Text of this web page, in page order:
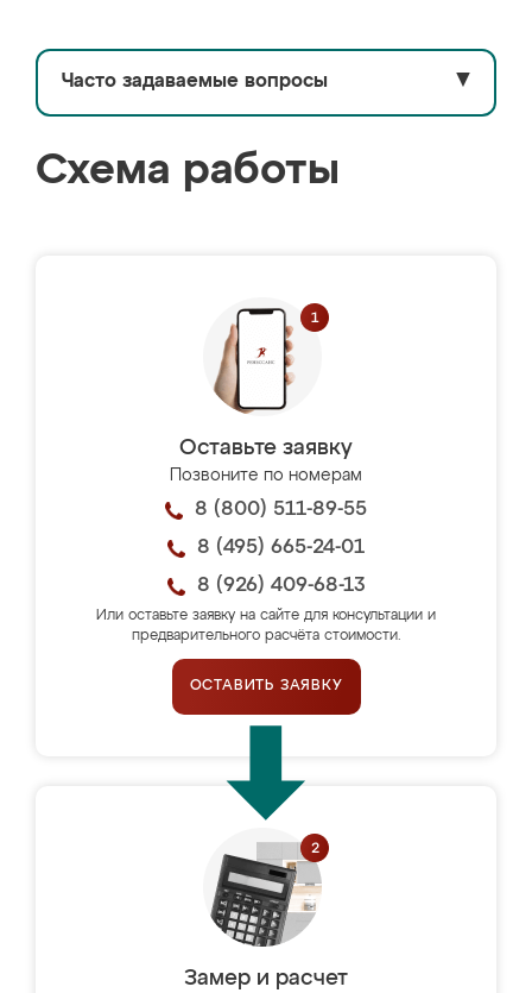
Часто задаваемые вопросы ▼
Схема работы
Оставьте заявку
Позвоните по номерам
8 (800) 511-89-55
8 (495) 665-24-01
8 (926) 409-68-13
Или оставьте заявку на сайте для консультации и
предварительного расчёта стоимости.
ОСТАВИТЬ ЗАЯВКУ
Замер и расчет